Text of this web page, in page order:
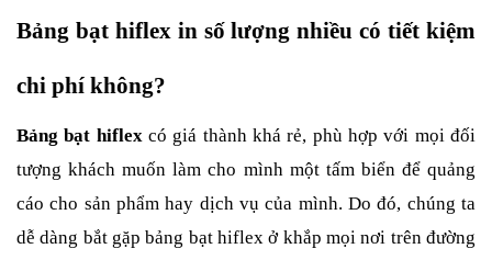
Bảng bạt hiflex in số lượng nhiều có tiết kiệm
chi phí không?
Bảng bạt hiflex có giá thành khá rẻ, phù hợp với mọi đối
tượng khách muốn làm cho mình một tấm biển để quảng
cáo cho sản phẩm hay dịch vụ của mình. Do đó, chúng ta
dễ dàng bắt gặp bảng bạt hiflex ở khắp mọi nơi trên đường